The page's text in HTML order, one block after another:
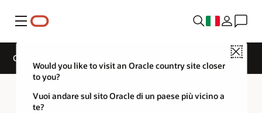
Menu
Close
Would you like to visit an Oracle country site closer
to you?
Vuoi andare sul sito Oracle di un paese più vicino a
te?
Cloud Service Track Expertise